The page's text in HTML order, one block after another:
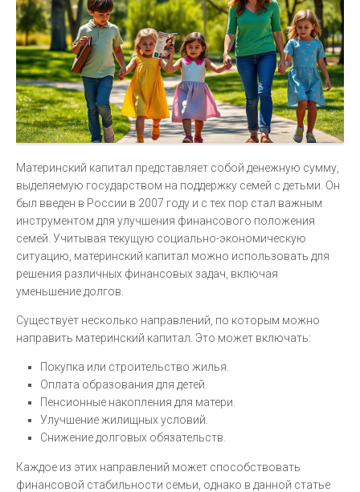
Материнский капитал представляет собой денежную сумму,
выделяемую государством на поддержку семей с детьми. Он
был введен в России в 2007 году и с тех пор стал важным
инструментом для улучшения финансового положения
семей. Учитывая текущую социально-экономическую
ситуацию, материнский капитал можно использовать для
решения различных финансовых задач, включая
уменьшение долгов.
Существует несколько направлений, по которым можно
направить материнский капитал. Это может включать:
Покупка или строительство жилья.
Оплата образования для детей.
Пенсионные накопления для матери.
Улучшение жилищных условий.
Снижение долговых обязательств.
Каждое из этих направлений может способствовать
финансовой стабильности семьи, однако в данной статье